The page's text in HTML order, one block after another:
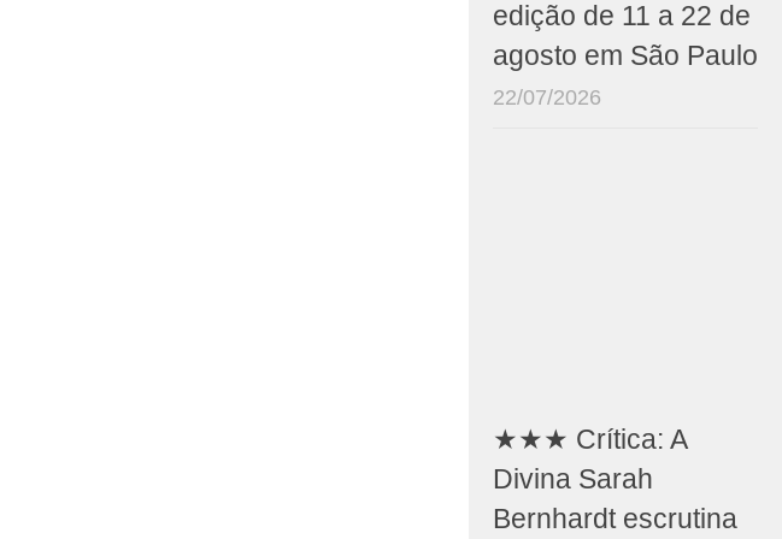
edição de 11 a 22 de
agosto em São Paulo
22/07/2026
★★★ Crítica: A
Divina Sarah
Bernhardt escrutina